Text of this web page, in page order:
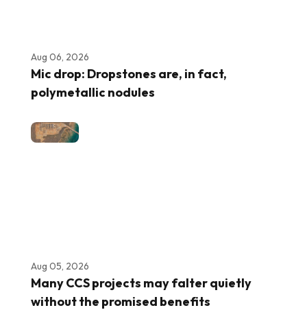
Aug 06, 2026
Mic drop: Dropstones are, in fact,
polymetallic nodules
Aug 05, 2026
Many CCS projects may falter quietly
without the promised benefits